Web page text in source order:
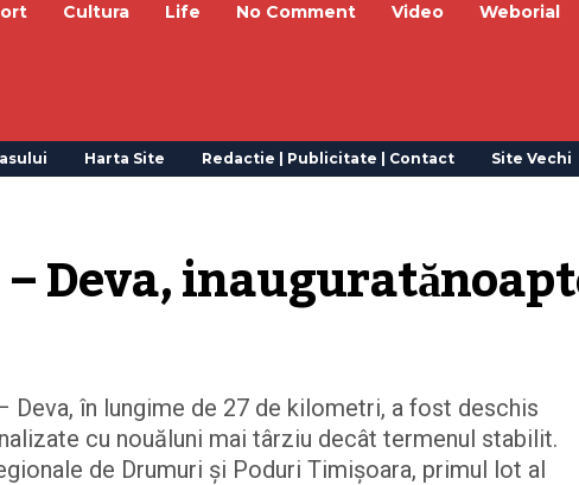
Cultura Life No Comment Video
Weborial
Harta Site Redactie | Publicitate | Contact Site Vechi
Deva,
în lungime de 27 de kilometri, a fost deschis
cu nouăluni mai târziu decât termenul stabilit.
de Drumuri și Poduri Timișoara, primul lot al